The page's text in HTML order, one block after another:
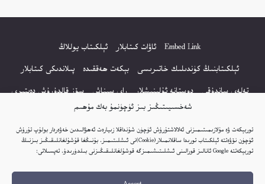
شەخسىيىتىڭىز بىز ئۈچۈنمۇ بەك مۇھىم
توربېكەت ۋە مۇلازىمىتىمىزنى ئەلالاشتۇرۇش ئۈچۈن شۇنداقلا زىيارەت ئەھۋالىدىن خەۋەردار بولۇپ تۇرۇش
ئۈچۈن نۆۋەتتە ئېلكىتاب تورىدا ساقلانمىلار(Cookie)نى ئىشلىتىمىز. بۇنىڭغا قۇشۇلغانلىقىڭىز بىزنىڭ
توربېكەتتە Google ئانالىز قورالىنى ئىشلىتىشىمىزگە قوشۇلغانلىقىڭىزنى بىلدۈرىدۇ. تەپسىلاتى:
Embed Link ئاۋات كىتابلار
ئېلكىتاب يوللاڭ
ئېلكىتابنىڭ كۈندىلىك خاتىرىسى
بېكەت ھەققىدە
پىلاندىكى كىتابلار
تەلەي ساندۇقى
دوستانە ئۇلىنىشلار راي سىناش
سۆز قالدۇرۇش دەپتىرى
كۆپ سورالغان سۇئاللار
كىتاب تىزىملىكى
مەخپىيەتلىك باياناتى
نەشىر ھوقۇقى باياناتى
© 2017-2026 تور بېكەتنىڭ بارلىق ھوقۇقى ئېلكىتاب تورى غا مەنسۇپ.